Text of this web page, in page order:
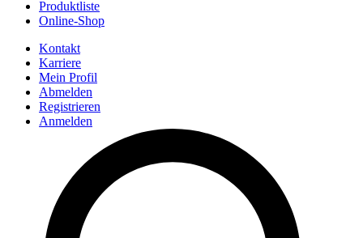
Produktliste
Online-Shop
Kontakt
Karriere
Mein Profil
Abmelden
Registrieren
Anmelden